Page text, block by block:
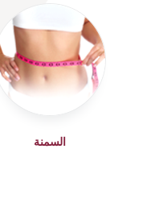
‫السمنة‬